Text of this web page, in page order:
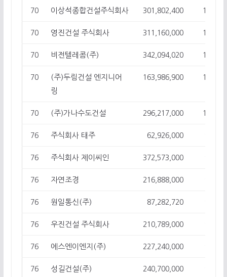
70 이상석종합건설주식회사 301,802,400 10
70 영진건설 주식회사 311,160,000 10
70 비전텔레콤(주) 342,094,020 10
70
(주)두림건설 엔지니어
링
163,986,900 10
70 (주)가나수도건설 296,217,000 10
76 주식회사 태주 62,926,000
76 주식회사 제이씨인 372,573,000
76 자연조경 216,888,000
76 원일통신(주) 87,282,720
76 우진건설 주식회사 210,789,000
76 에스엔이엔지(주) 227,240,000
76 성길건설(주) 240,700,000